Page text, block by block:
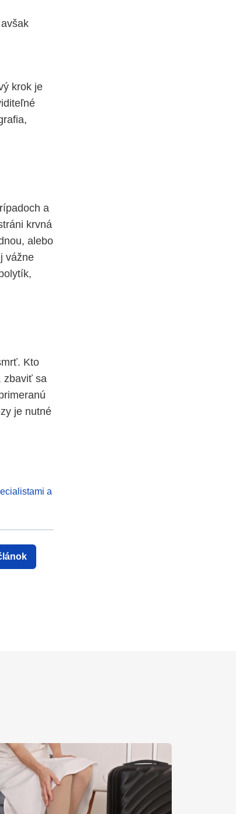
krok je
a
krvná
alebo
vážne
Kto
zbaviť sa
je nutné
a